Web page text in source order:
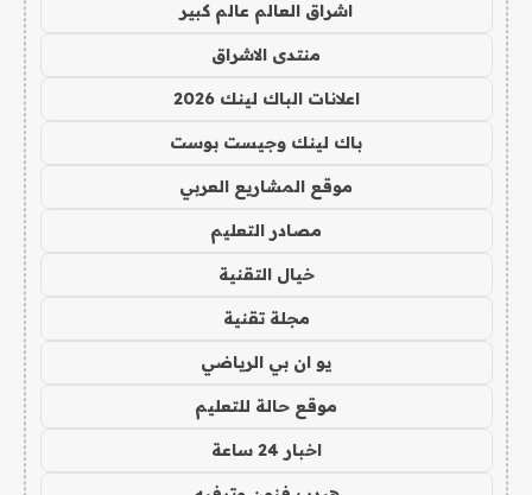
اشراق العالم عالم كبير
منتدى الاشراق
اعلانات الباك لينك 2026
باك لينك وجيست بوست
موقع المشاريع العربي
مصادر التعليم
خيال التقنية
مجلة تقنية
يو ان بي الرياضي
موقع حالة للتعليم
اخبار 24 ساعة